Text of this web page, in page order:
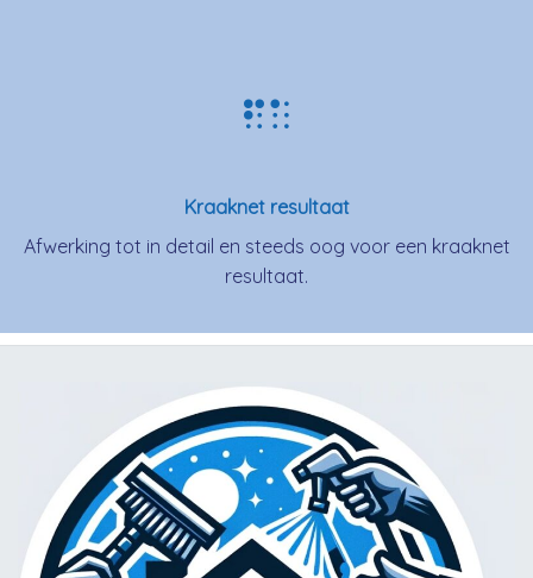
Kraaknet resultaat
Afwerking tot in detail en steeds oog voor een kraaknet
resultaat.